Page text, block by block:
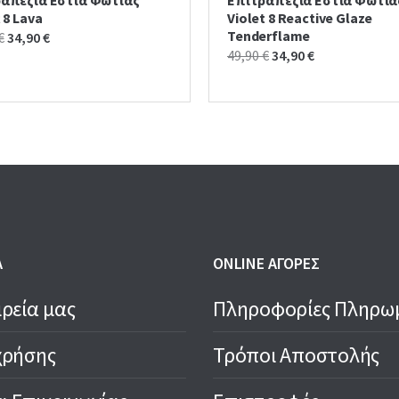
Lava
Original
39,90 €.
34,90€Current
34,90 €.
Violet 8 Reactive Glaze
Tenderflame
49,90€ Original
34,90€Current
μας
ONLINE ΑΓΟΡΕΣ
Πληροφορίες
Τρόποι Αποστολής